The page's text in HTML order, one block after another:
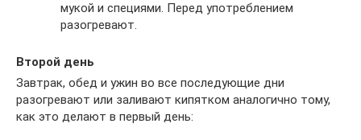
мукой и специями. Перед употреблением
разогревают.
Второй день
Завтрак, обед и ужин во все последующие дни
разогревают или заливают кипятком аналогично тому,
как это делают в первый день: